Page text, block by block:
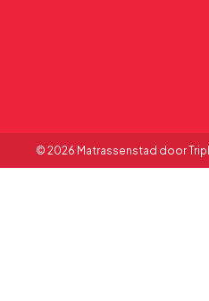
© 2026 Matrassenstad door